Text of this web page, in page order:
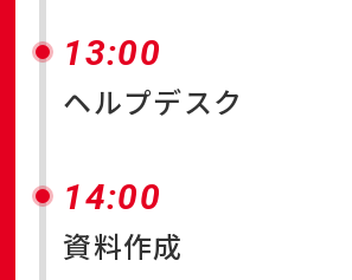
13:00
ヘルプデスク
14:00
資料作成